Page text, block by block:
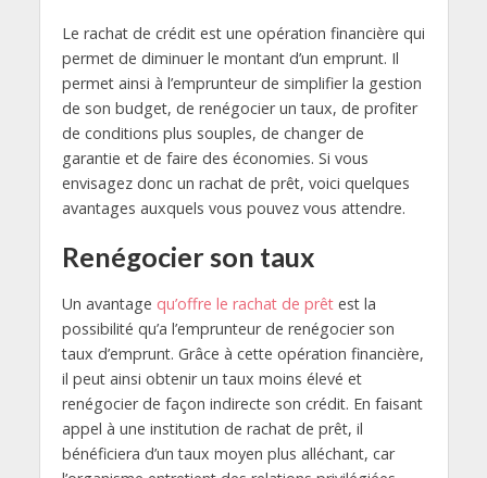
Le rachat de crédit est une opération financière qui
permet de diminuer le montant d’un emprunt. Il
permet ainsi à l’emprunteur de simplifier la gestion
de son budget, de renégocier un taux, de profiter
de conditions plus souples, de changer de
garantie et de faire des économies. Si vous
envisagez donc un rachat de prêt, voici quelques
avantages auxquels vous pouvez vous attendre.
Renégocier son taux
Un avantage qu’offre le rachat de prêtest la
possibilité qu’a l’emprunteur de renégocier son
taux d’emprunt. Grâce à cette opération financière,
il peut ainsi obtenir un taux moins élevé et
renégocier de façon indirecte son crédit. En faisant
appel à une institution de rachat de prêt, il
bénéficiera d’un taux moyen plus alléchant, car